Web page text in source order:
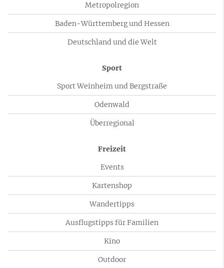
Metropolregion
Baden-Württemberg und Hessen
Deutschland und die Welt
Sport
Sport Weinheim und Bergstraße
Odenwald
Überregional
Freizeit
Events
Kartenshop
Wandertipps
Ausflugstipps für Familien
Kino
Outdoor